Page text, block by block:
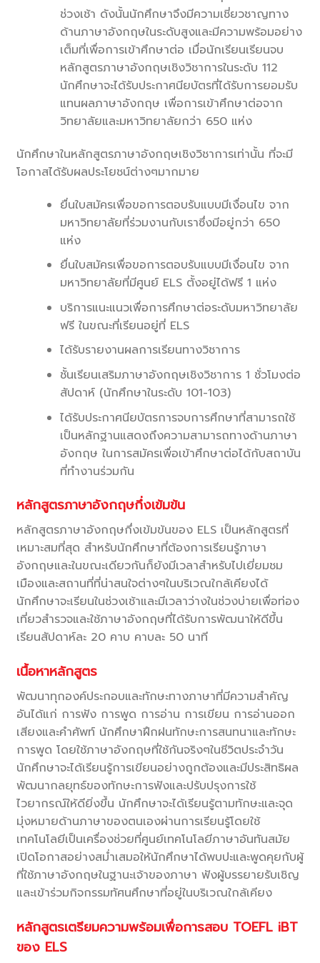
ช่วงเช้า ดังนั้นนักศึกษาจึงมีความเชี่ยวชาญทาง
ด้านภาษาอังกฤษในระดับสูงและมีความพร้อมอย่าง
เต็มที่เพื่อการเข้าศึกษาต่อ เมื่อนักเรียนเรียนจบ
หลักสูตรภาษาอังกฤษเชิงวิชาการในระดับ 112
นักศึกษาจะได้รับประกาศนียบัตรที่ได้รับการยอมรับ
แทนผลภาษาอังกฤษ เพื่อการเข้าศึกษาต่อจาก
วิทยาลัยและมหาวิทยาลัยกว่า 650 แห่ง
นักศึกษาในหลักสูตรภาษาอังกฤษเชิงวิชาการเท่านั้น ที่จะมี
โอกาสได้รับผลประโยชน์ต่างๆมากมาย
ยื่นใบสมัครเพื่อขอการตอบรับแบบมีเงื่อนไข จาก
มหาวิทยาลัยที่ร่วมงานกับเราซึ่งมีอยู่กว่า 650
แห่ง
ยื่นใบสมัครเพื่อขอการตอบรับแบบมีเงื่อนไข จาก
มหาวิทยาลัยที่มีศูนย์ ELS ตั้งอยู่ได้ฟรี 1 แห่ง
บริการแนะแนวเพื่อการศึกษาต่อระดับมหาวิทยาลัย
ฟรี ในขณะที่เรียนอยู่ที่ ELS
ได้รับรายงานผลการเรียนทางวิชาการ
ชั้นเรียนเสริมภาษาอังกฤษเชิงวิชาการ 1 ชั่วโมงต่อ
สัปดาห์ (นักศึกษาในระดับ 101-103)
ได้รับประกาศนียบัตรการจบการศึกษาที่สามารถใช้
เป็นหลักฐานแสดงถึงความสามารถทางด้านภาษา
อังกฤษ ในการสมัครเพื่อเข้าศึกษาต่อได้กับสถาบัน
ที่ทำงานร่วมกัน
หลักสูตรภาษาอังกฤษกึ่งเข้มข้น
หลักสูตรภาษาอังกฤษกึ่งเข้มข้นของ ELS เป็นหลักสูตรที่
เหมาะสมที่สุด สำหรับนักศึกษาที่ต้องการเรียนรู้ภาษา
อังกฤษและในขณะเดียวกันก็ยังมีเวลาสำหรับไปเยี่ยมชม
เมืองและสถานที่ที่น่าสนใจต่างๆในบริเวณใกล้เคียงได้
นักศึกษาจะเรียนในช่วงเช้าและมีเวลาว่างในช่วงบ่ายเพื่อท่อง
เที่ยวสำรวจและใช้ภาษาอังกฤษที่ได้รับการพัฒนาให้ดีขึ้น
เรียนสัปดาห์ละ 20 คาบ คาบละ 50 นาที
เนื้อหาหลักสูตร
พัฒนาทุกองค์ประกอบและทักษะทางภาษาที่มีความสำคัญ
อันได้แก่ การฟัง การพูด การอ่าน การเขียน การอ่านออก
เสียงและคำศัพท์ นักศึกษาฝึกฝนทักษะการสนทนาและทักษะ
การพูด โดยใช้ภาษาอังกฤษที่ใช้กันจริงๆในชีวิตประจำวัน
นักศึกษาจะได้เรียนรู้การเขียนอย่างถูกต้องและมีประสิทธิผล
พัฒนากลยุทธ์ของทักษะการฟังและปรับปรุงการใช้
ไวยากรณ์ให้ดียิ่งขึ้น นักศึกษาจะได้เรียนรู้ตามทักษะและจุด
มุ่งหมายด้านภาษาของตนเองผ่านการเรียนรู้โดยใช้
เทคโนโลยีเป็นเครื่องช่วยที่ศูนย์เทคโนโลยีภาษาอันทันสมัย
เปิดโอกาสอย่างสม่ำเสมอให้นักศึกษาได้พบปะและพูดคุยกับผู้
ที่ใช้ภาษาอังกฤษในฐานะเจ้าของภาษา ฟังผู้บรรยายรับเชิญ
และเข้าร่วมกิจกรรมทัศนศึกษาที่อยู่ในบริเวณใกล้เคียง
หลักสูตรเตรียมความพร้อมเพื่อการสอบ TOEFL iBT
ของ ELS